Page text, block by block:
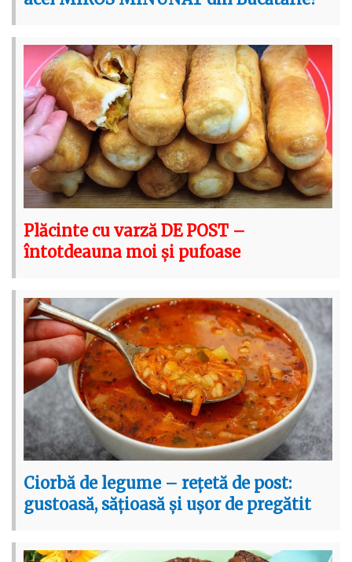
Plăcinte cu varză DE POST –
întotdeauna moi și pufoase
Ciorbă de legume – rețetă de post:
gustoasă, sățioasă și ușor de pregătit